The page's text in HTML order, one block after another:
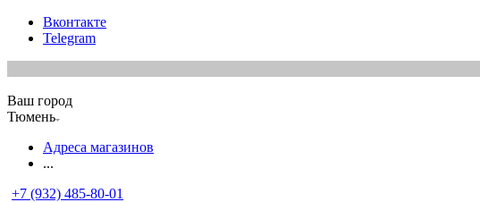
Вконтакте
Telegram
Ваш город
Тюмень
Адреса магазинов
...
+7 (932) 485-80-01